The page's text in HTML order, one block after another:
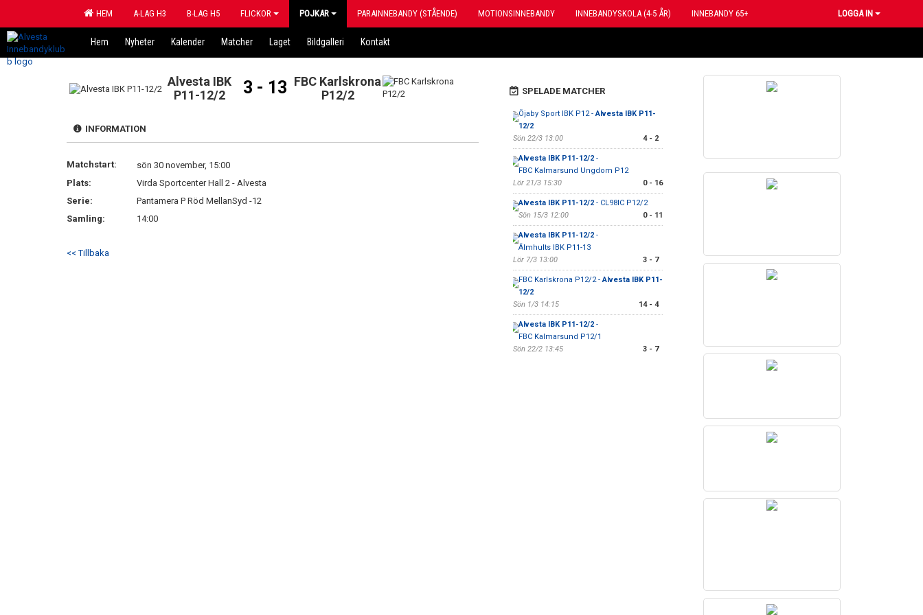
HEM A-LAG H3 B-LAG H5 FLICKOR POJKAR PARAINNEBANDY (STÅENDE) MOTIONSINNEBANDY INNEBANDYSKOLA (4-5 ÅR) INNEBANDY 65+ LOGGA IN
Hem Nyheter Kalender Matcher Laget Bildgalleri Kontakt
Alvesta IBK
P11-12/2
3 - 13 FBC Karlskrona
P12/2
INFORMATION
Matchstart:
sön 30 november, 15:00
Plats:
Virda Sportcenter Hall 2 - Alvesta
Serie:
Pantamera P Röd MellanSyd -12
Samling:
14:00
<< Tillbaka
SPELADE MATCHER
Öjaby Sport IBK P12 -Alvesta IBK P11-
12/2
Sön 22/3 13:00
4 - 2
Alvesta IBK P11-12/2-
FBC Kalmarsund Ungdom P12
Lör 21/3 15:30
0 - 16
Alvesta IBK P11-12/2- CL98IC P12/2
Sön 15/3 12:00
0 - 11
Alvesta IBK P11-12/2-
Älmhults IBK P11-13
Lör 7/3 13:00
3 - 7
FBC Karlskrona P12/2 -Alvesta IBK P11-
12/2
Sön 1/3 14:15
14 - 4
Alvesta IBK P11-12/2-
FBC Kalmarsund P12/1
Sön 22/2 13:45
3 - 7